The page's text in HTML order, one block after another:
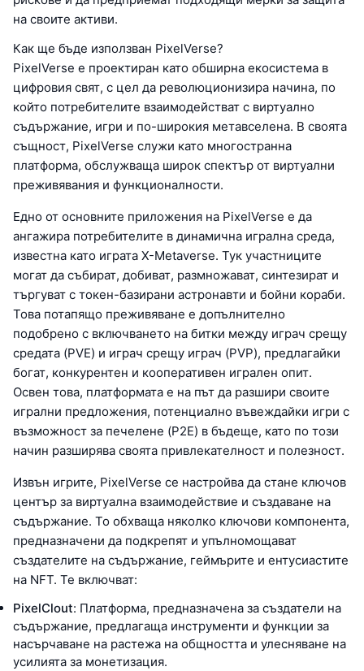
на своите активи.
Как ще бъде използван PixelVerse?
PixelVerse е проектиран като обширна екосистема в
цифровия свят, с цел да революционизира начина, по
който потребителите взаимодействат с виртуално
съдържание, игри и по-широкия метавселена. В своята
същност, PixelVerse служи като многостранна
платформа, обслужваща широк спектър от виртуални
преживявания и функционалности.
Едно от основните приложения на PixelVerse е да
ангажира потребителите в динамична игрална среда,
известна като играта X-Metaverse. Тук участниците
могат да събират, добиват, размножават, синтезират и
търгуват с токен-базирани астронавти и бойни кораби.
Това потапящо преживяване е допълнително
подобрено с включването на битки между играч срещу
средата (PVE) и играч срещу играч (PVP), предлагайки
богат, конкурентен и кооперативен игрален опит.
Освен това, платформата е на път да разшири своите
игрални предложения, потенциално въвеждайки игри с
възможност за печелене (P2E) в бъдеще, като по този
начин разширява своята привлекателност и полезност.
Извън игрите, PixelVerse се настройва да стане ключов
център за виртуална взаимодействие и създаване на
съдържание. То обхваща няколко ключови компонента,
предназначени да подкрепят и упълномощават
създателите на съдържание, геймърите и ентусиастите
на NFT. Те включват:
PixelClout: Платформа, предназначена за създатели на
съдържание, предлагаща инструменти и функции за
насърчаване на растежа на общността и улесняване на
усилията за монетизация.